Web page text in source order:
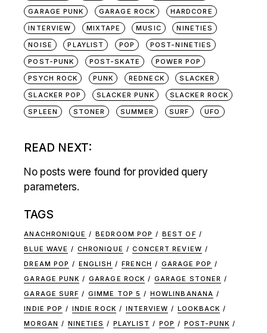
GARAGE PUNK
GARAGE ROCK
HARDCORE
INTERVIEW
MIXTAPE MUSIC
NINETIES
NOISE
PLAYLIST POP
POST-NINETIES
POST-PUNK
POST-SKATE
POWER POP
PSYCH ROCK
PUNK REDNECK
SLACKER
SLACKER POP
SLACKER PUNK
SLACKER ROCK
SPLEEN
STONER SUMMER SURF UFO
READ NEXT:
No posts were found for provided query
parameters.
TAGS
ANACHRONIQUE BEDROOM POP
BEST OF
BLUE WAVE
CHRONIQUE
CONCERT REVIEW
DREAM POP
ENGLISH FRENCH
GARAGE POP
GARAGE PUNK
GARAGE ROCK
GARAGE STONER
GARAGE SURF
GIMME TOP 5
HOWLINBANANA
INDIE POP
INDIE ROCK INTERVIEW
LOOKBACK
MORGAN
NINETIES PLAYLIST POP
POST-PUNK